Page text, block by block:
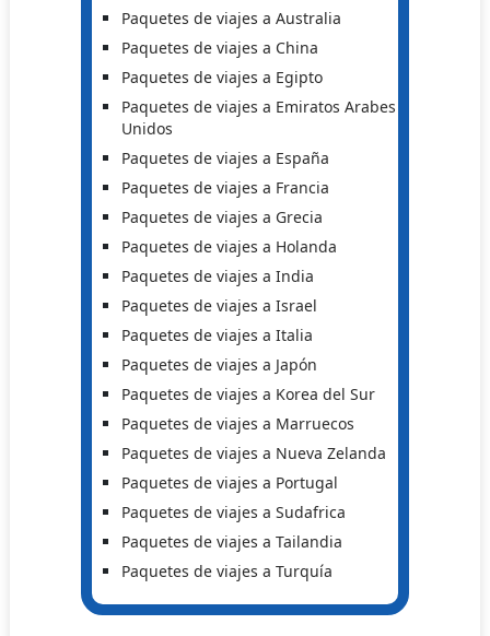
Paquetes de viajes a Australia
Paquetes de viajes a China
Paquetes de viajes a Egipto
Paquetes de viajes a Emiratos Arabes
Unidos
Paquetes de viajes a España
Paquetes de viajes a Francia
Paquetes de viajes a Grecia
Paquetes de viajes a Holanda
Paquetes de viajes a India
Paquetes de viajes a Israel
Paquetes de viajes a Italia
Paquetes de viajes a Japón
Paquetes de viajes a Korea del Sur
Paquetes de viajes a Marruecos
Paquetes de viajes a Nueva Zelanda
Paquetes de viajes a Portugal
Paquetes de viajes a Sudafrica
Paquetes de viajes a Tailandia
Paquetes de viajes a Turquía